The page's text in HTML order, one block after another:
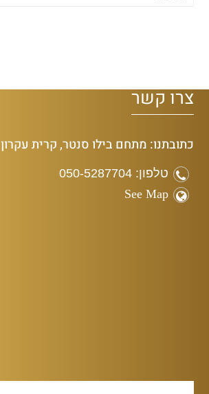
צרו קשר
כתובתנו: מתחם בילו סנטר, קרית עקרון
טלפון: 050-5287704
See Map